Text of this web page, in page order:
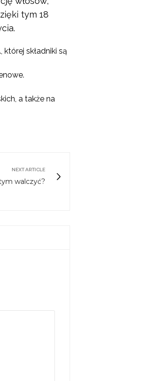
tym 18
, której składniki są
a także na
NEXT ARTICLE
walczyć?